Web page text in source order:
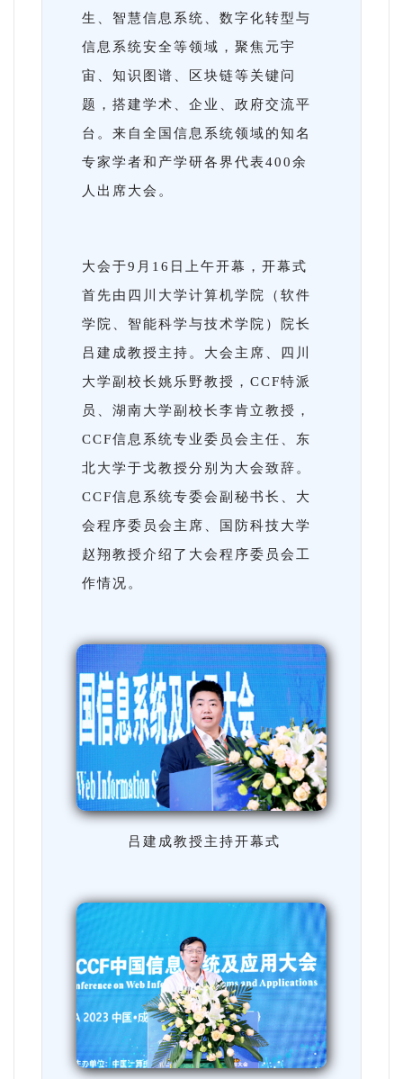
生、智慧信息系统、数字化转型与
信息系统安全等领域，聚焦元宇
宙、知识图谱、区块链等关键问
题，搭建学术、企业、政府交流平
台。来自全国信息系统领域的知名
专家学者和产学研各界代表400余
人出席大会。
大会于9月16日上午开幕，开幕式
首先由四川大学计算机学院（软件
学院、智能科学与技术学院）院长
吕建成教授主持。大会主席、四川
大学副校长姚乐野教授，CCF特派
员、湖南大学副校长李肯立教授，
CCF信息系统专业委员会主任、东
北大学于戈教授分别为大会致辞。
CCF信息系统专委会副秘书长、大
会程序委员会主席、国防科技大学
赵翔教授介绍了大会程序委员会工
作情况。
吕建成教授主持开幕式